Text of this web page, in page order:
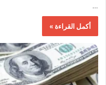
…
أكمل القراءة »